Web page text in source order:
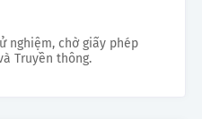
nghiệm, chờ giấy phép
Truyền thông.